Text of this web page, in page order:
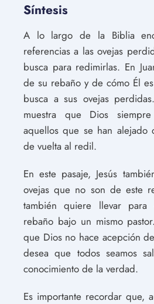
Síntesis
A lo largo de la Biblia
referencias a las ovejas
busca para redimirlas. En
de su rebaño y de cómo Él
busca a sus ovejas
muestra que Dios
aquellos que se han alejado
de vuelta al redil.
En este pasaje, Jesús
ovejas que no son de este
también quiere llevar
rebaño bajo un mismo
que Dios no hace acepción
desea que todos seamos
conocimiento de la verdad.
Es importante recordar que,